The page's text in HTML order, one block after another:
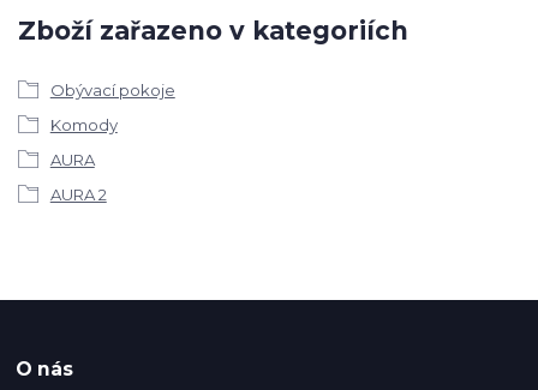
Zboží zařazeno v kategoriích
Obývací pokoje
Komody
AURA
AURA 2
O nás